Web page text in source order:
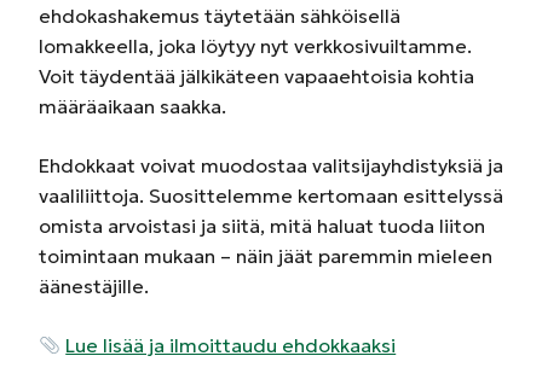
ehdokashakemus täytetään sähköisellä
lomakkeella, joka löytyy nyt verkkosivuiltamme.
Voit täydentää jälkikäteen vapaaehtoisia kohtia
määräaikaan saakka.
Ehdokkaat voivat muodostaa valitsijayhdistyksiä ja
vaaliliittoja. Suosittelemme kertomaan esittelyssä
omista arvoistasi ja siitä, mitä haluat tuoda liiton
toimintaan mukaan – näin jäät paremmin mieleen
äänestäjille.
Lue lisää ja ilmoittaudu ehdokkaaksi